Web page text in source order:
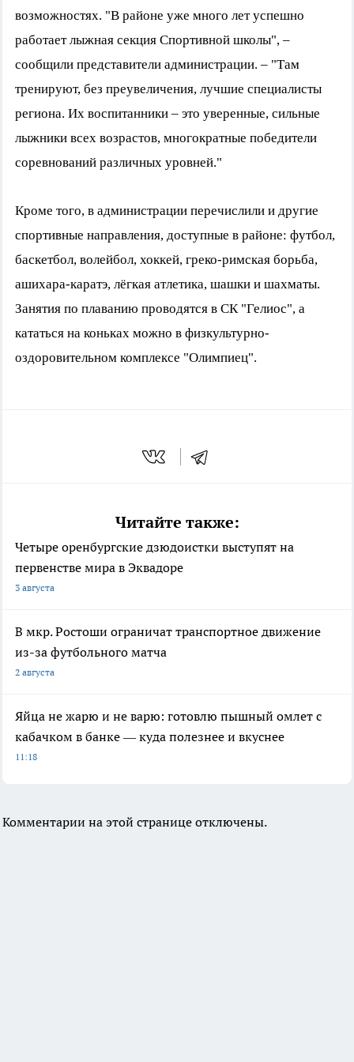
возможностях. "В районе уже много лет успешно
работает лыжная секция Спортивной школы", –
сообщили представители администрации. – "Там
тренируют, без преувеличения, лучшие специалисты
региона. Их воспитанники – это уверенные, сильные
лыжники всех возрастов, многократные победители
соревнований различных уровней."
Кроме того, в администрации перечислили и другие
спортивные направления, доступные в районе: футбол,
баскетбол, волейбол, хоккей, греко-римская борьба,
ашихара-каратэ, лёгкая атлетика, шашки и шахматы.
Занятия по плаванию проводятся в СК "Гелиос", а
кататься на коньках можно в физкультурно-
оздоровительном комплексе "Олимпиец".
Читайте также:
Четыре оренбургские дзюдоистки выступят на
первенстве мира в Эквадоре
3 августа
В мкр. Ростоши ограничат транспортное движение
из-за футбольного матча
2 августа
Яйца не жарю и не варю: готовлю пышный омлет с
кабачком в банке — куда полезнее и вкуснее
11:18
Комментарии на этой странице отключены.